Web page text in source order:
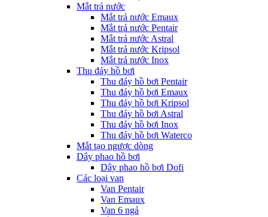
Mắt trả nước
Mắt trả nước Emaux
Mắt trả nước Pentair
Mắt trả nước Astral
Mắt trả nước Kripsol
Mắt trả nước Inox
Thu đáy hồ bơi
Thu đáy hồ bơi Pentair
Thu đáy hồ bơi Emaux
Thu đáy hồ bơi Kripsol
Thu đáy hồ bơi Astral
Thu đáy hồ bơi Inox
Thu đáy hồ bơi Waterco
Mắt tạo ngược dòng
Dây phao hồ bơi
Dây phao hồ bơi Dofi
Các loại van
Van Pentair
Van Emaux
Van 6 ngả